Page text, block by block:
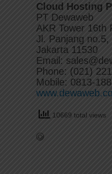
Cloud Hosting
PT Dewaweb
AKR Tower 16th
Jl. Panjang
Jakarta 11530
Email:
Phone: (021)
Mobile: 0813-
10669 total views